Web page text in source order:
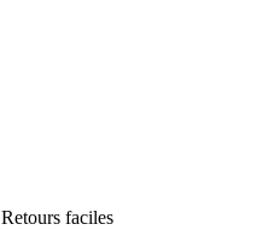
Retours faciles